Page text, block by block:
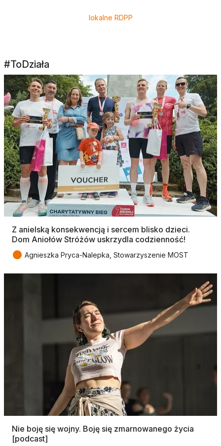
lokalne RDPP
#ToDziała
Z anielską konsekwencją i sercem blisko dzieci.
Dom Aniołów Stróżów uskrzydla codzienność!
● Agnieszka Pryca-Nalepka, Stowarzyszenie MOST
Nie boję się wojny. Boję się zmarnowanego życia
[podcast]